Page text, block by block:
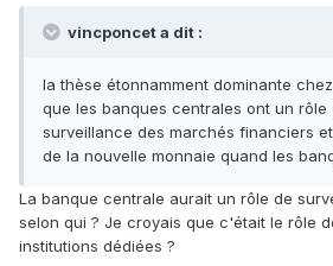
vincponcet a dit :
la thèse étonnamment dominante
que les banques centrales ont un rôle
surveillance des marchés financiers
de la nouvelle monnaie quand les
La banque centrale aurait un rôle de
selon qui ? Je croyais que c'était le rôle
institutions dédiées ?